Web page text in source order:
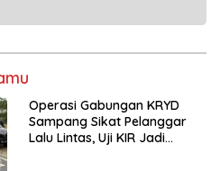
Operasi Gabungan KRYD
Sampang Sikat Pelanggar
Lalu Lintas, Uji KIR Jadi